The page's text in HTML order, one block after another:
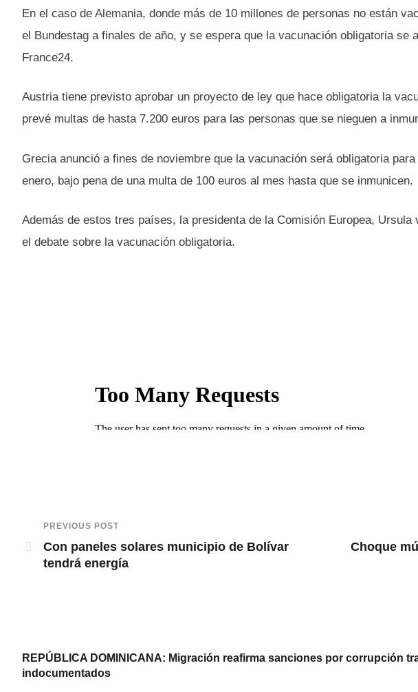
En el caso de Alemania, donde más de 10 millones de personas no están
el Bundestag a finales de año, y se espera que la vacunación obligatoria se
France24.
Austria tiene previsto aprobar un proyecto de ley que hace obligatoria la
prevé multas de hasta 7.200 euros para las personas que se nieguen a
Grecia anunció a fines de noviembre que la vacunación será obligatoria
enero, bajo pena de una multa de 100 euros al mes hasta que se inmunicen.
Además de estos tres países, la presidenta de la Comisión Europea,
el debate sobre la vacunación obligatoria.
PREVIOUS POST
Con paneles solares municipio de Bolívar
tendrá energía
Choque
REPÚBLICA DOMINICANA: Migración reafirma sanciones por corrupción
indocumentados